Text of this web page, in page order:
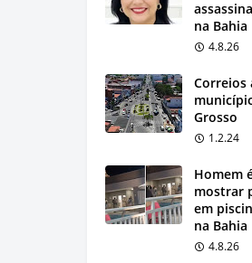
na Bahia
4.8.26
Correios
Grosso
1.2.24
Homem
mostrar
em
na Bahia
4.8.26